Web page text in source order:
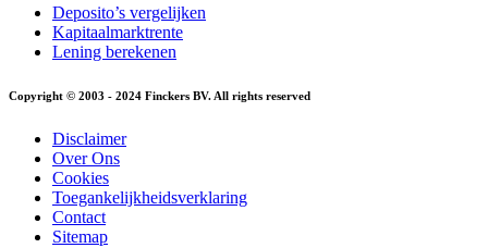
Deposito’s vergelijken
Kapitaalmarktrente
Lening berekenen
Copyright © 2003 - 2024 Finckers BV. All rights reserved
Disclaimer
Over Ons
Cookies
Toegankelijkheidsverklaring
Contact
Sitemap